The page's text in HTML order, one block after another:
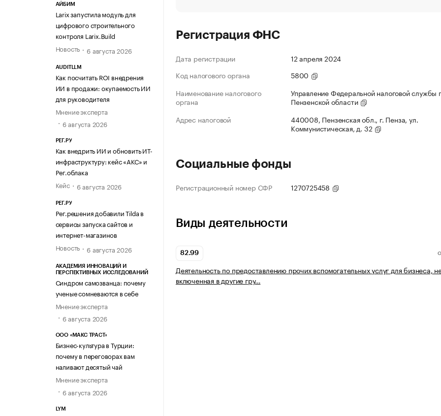
АЙБИМ
Larix запустила модуль для
цифрового строительного
контроля Larix.Build
Новость
6 августа 2026
AUDITLLM
Как посчитать ROI внедрения
ИИ в продажи: окупаемость ИИ
для руководителя
Мнение эксперта
6 августа 2026
РЕГ.РУ
Как внедрить ИИ и обновить ИТ-
инфраструктуру: кейс «АКС» и
Рег.облака
Кейс
6 августа 2026
РЕГ.РУ
Рег.решения добавили Tilda в
сервисы запуска сайтов и
интернет-магазинов
Новость
6 августа 2026
АКАДЕМИЯ ИННОВАЦИЙ И
ПЕРСПЕКТИВНЫХ ИССЛЕДОВАНИЙ
Синдром самозванца: почему
ученые сомневаются в себе
Мнение эксперта
6 августа 2026
ООО «МАКС ТРАСТ»
Бизнес-культура в Турции:
почему в переговорах вам
наливают десятый чай
Мнение эксперта
6 августа 2026
LYM
Регистрация ФНС
Дата регистрации
12 апреля 2024
Код налогового органа
5800
Наименование налогового
органа
Управление Федеральной налоговой службы
Пензенской области
Адрес налоговой
440008, Пензенская обл., г. Пенза, ул.
Коммунистическая, д. 32
Социальные фонды
Регистрационный номер СФР 1270725458
Виды деятельности
82.99
Деятельность по предоставлению прочих вспомогательных услуг для бизнеса,
включенная в другие гру…